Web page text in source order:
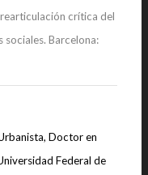
crítica del
sociales. Barcelona:
Doctor en
Federal de